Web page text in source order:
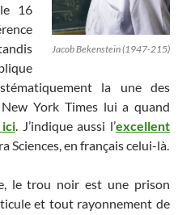
Jacob Bekenstein (1947-215)
16
la une des
York Times lui a quand
ici. J’indique aussi l’excellent
Sciences, en français celui-là.
le trou noir est une prison
et tout rayonnement de